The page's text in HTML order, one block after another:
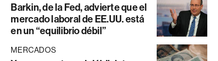
Barkin, de la Fed, advierte que el
mercado laboral de EE.UU. está
en un “equilibrio débil”
MERCADOS